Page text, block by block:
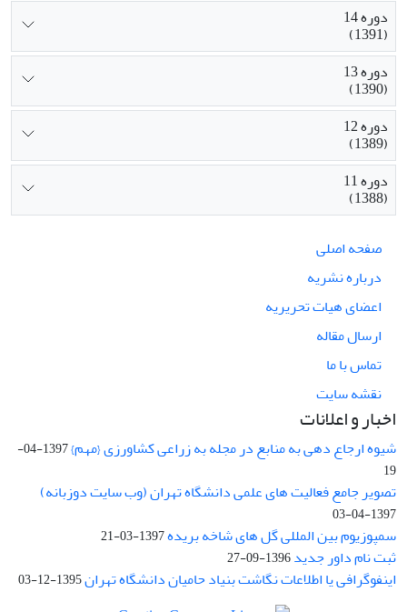
دوره 14
(1391)
دوره 13
(1390)
دوره 12
(1389)
دوره 11
(1388)
صفحه اصلی
درباره نشریه
اعضای هیات تحریریه
ارسال مقاله
تماس با ما
نقشه سایت
اخبار و اعلانات
شیوه ارجاع دهی به منابع در مجله به زراعی کشاورزی {مهم}
1397-04-
19
تصویر جامع فعالیت های علمی دانشگاه تهران (وب سایت دوزبانه)
1397-04-03
سمپوزیوم بین المللی گل های شاخه بریده1397-03-21
ثبت نام داور جدید1396-09-27
اینفوگرافی یا اطلاعات نگاشت بنیاد حامیان دانشگاه تهران1395-12-03